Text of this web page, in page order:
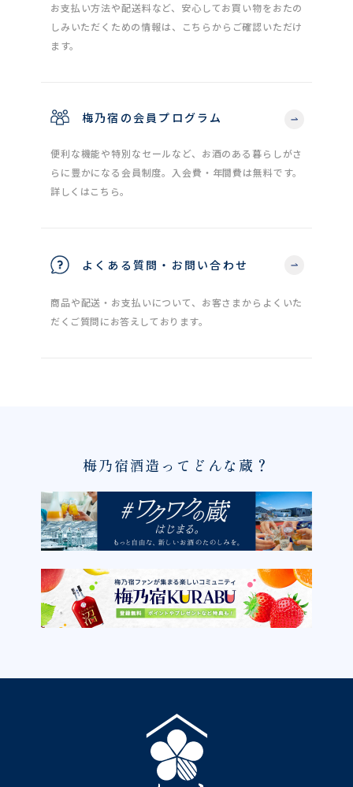
お支払い方法や配送料など、安心してお買い物をおたの
しみいただくための情報は、こちらからご確認いただけ
ます。
梅乃宿の会員プログラム
便利な機能や特別なセールなど、お酒のある暮らしがさ
らに豊かになる会員制度。入会費・年間費は無料です。
詳しくはこちら。
よくある質問・お問い合わせ
商品や配送・お支払いについて、お客さまからよくいた
だくご質問にお答えしております。
梅乃宿酒造ってどんな蔵？